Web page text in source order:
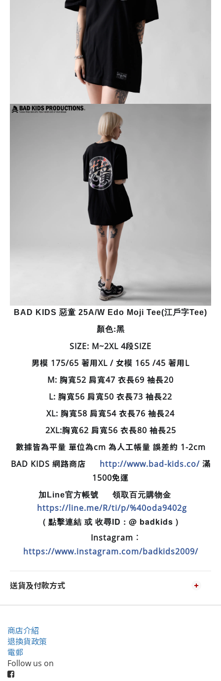
BAD KIDS 惡童 25A/W Edo Moji Tee(江戶字Tee)
顏色:黑
SIZE: M~2XL 4段SIZE
男模 175/65 著用XL / 女模 165 /45 著用L
M: 胸寬52 肩寬47 衣長69 袖長20
L: 胸寬56 肩寬50 衣長73 袖長22
XL: 胸寬58 肩寬54 衣長76 袖長24
2XL:胸寬62 肩寬56 衣長80 袖長25
數據皆為平量 單位為cm 為人工帳量 誤差約 1-2cm
BAD KIDS 網路商店
http://www.bad-kids.co/滿
1500免運
加Line官方帳號 領取百元購物金
https://line.me/R/ti/p/%40oda9402g
( 點擊連結 或 收尋ID : @ badkids )
Instagram︰
https://www.instagram.com/badkids2009/
送貨及付款方式
商店介紹
退換貨政策
電郵
Follow us on